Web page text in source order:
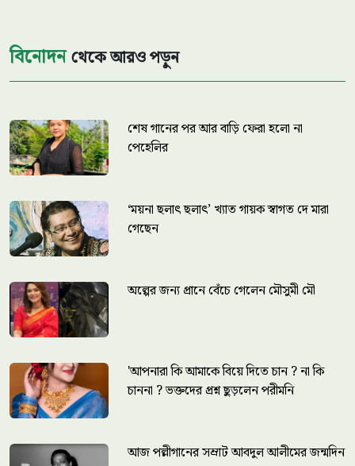
বিনোদনথেকে আরও পড়ুন
শেষ গানের পর আর বাড়ি ফেরা হলো না
পেহেলির
‘ময়না ছলাৎ ছলাৎ’ খ্যাত গায়ক স্বাগত দে মারা
গেছেন
অল্পের জন্য প্রানে বেঁচে গেলেন মৌসুমী মৌ
'আপনারা কি আমাকে বিয়ে দিতে চান ? না কি
চাননা ? ভক্তদের প্রশ্ন ছুড়লেন পরীমনি
আজ পল্লীগানের সম্রাট আবদুল আলীমের জন্মদিন